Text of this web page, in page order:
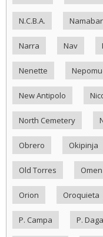
N.C.B.A. Namabar
Narra Nav
Nenette
New Antipolo
North Cemetery
Obrero Okipinja
Old Torres
Orion Oroquieta
P. Campa P.